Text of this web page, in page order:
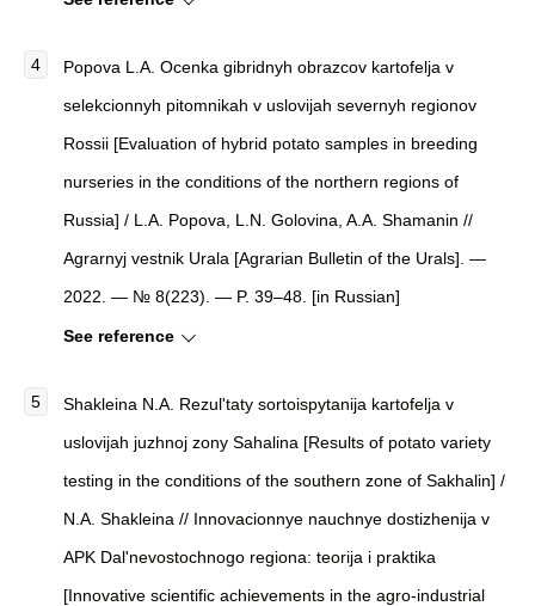
Popova L.A. Ocenka gibridnyh obrazcov kartofelja v
selekcionnyh pitomnikah v uslovijah severnyh regionov
Rossii [Evaluation of hybrid potato samples in breeding
nurseries in the conditions of the northern regions of
Russia] / L.A. Popova, L.N. Golovina, A.A. Shamanin //
Agrarnyj vestnik Urala [Agrarian Bulletin of the Urals]. —
2022. — № 8(223). — P. 39–48. [in Russian]
See reference
Shakleina N.A. Rezul'taty sortoispytanija kartofelja v
uslovijah juzhnoj zony Sahalina [Results of potato variety
testing in the conditions of the southern zone of Sakhalin] /
N.A. Shakleina // Innovacionnye nauchnye dostizhenija v
APK Dal'nevostochnogo regiona: teorija i praktika
[Innovative scientific achievements in the agro-industrial